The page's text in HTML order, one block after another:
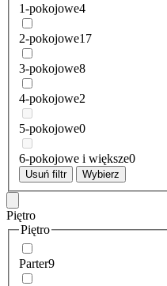
1-pokojowe4
2-pokojowe17
3-pokojowe8
4-pokojowe2
5-pokojowe0
6-pokojowe i większe0
Usuń filtr Wybierz
Piętro
Piętro
Parter9